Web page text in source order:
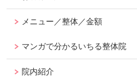
メニュー／整体／金額
マンガで分かるいちる整体院
院内紹介